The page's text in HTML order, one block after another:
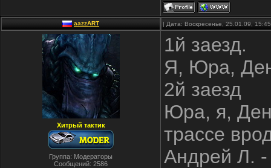
aazzART | Дата: Воскресенье, 25.01.09,
Хитрый тактик
Группа: Модераторы
Сообщений: 2586
1й заезд.
Я, Юра,
2й заезд
Юра, я,
трассе
Андрей Л. -